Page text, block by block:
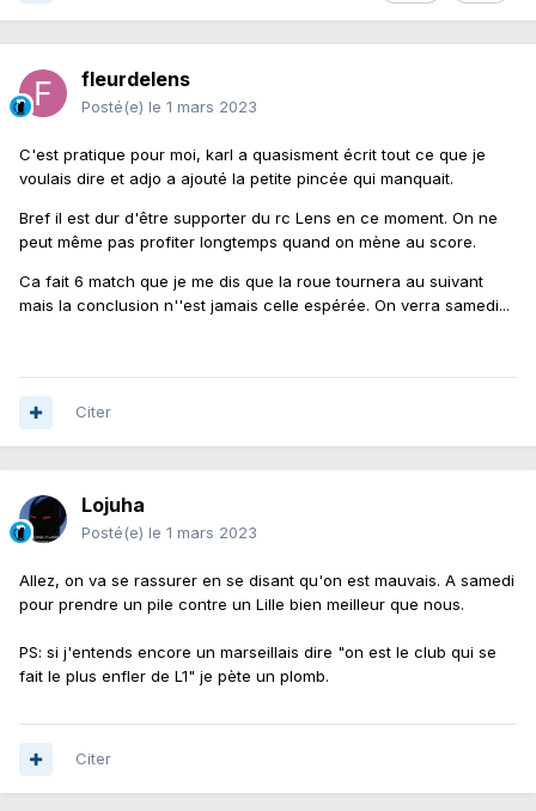
fleurdelens
Posté(e) le 1 mars 2023
C'est pratique pour moi, karl a quasisment écrit tout ce que je
voulais dire et adjo a ajouté la petite pincée qui manquait.
Bref il est dur d'être supporter du rc Lens en ce moment. On ne
peut même pas profiter longtemps quand on mène au score.
Ca fait 6 match que je me dis que la roue tournera au suivant
mais la conclusion n''est jamais celle espérée. On verra samedi...
Citer
Lojuha
Posté(e) le 1 mars 2023
Allez, on va se rassurer en se disant qu'on est mauvais. A samedi
pour prendre un pile contre un Lille bien meilleur que nous.
PS: si j'entends encore un marseillais dire "on est le club qui se
fait le plus enfler de L1" je pète un plomb.
Citer